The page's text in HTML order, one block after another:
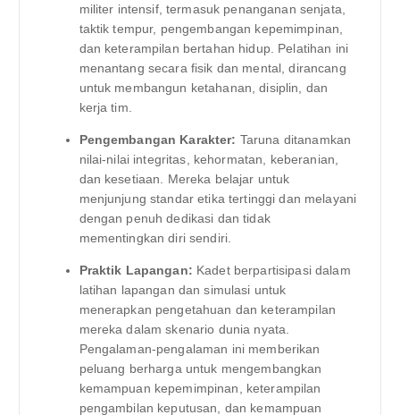
militer intensif, termasuk penanganan senjata,
taktik tempur, pengembangan kepemimpinan,
dan keterampilan bertahan hidup. Pelatihan ini
menantang secara fisik dan mental, dirancang
untuk membangun ketahanan, disiplin, dan
kerja tim.
Pengembangan Karakter: Taruna ditanamkan
nilai-nilai integritas, kehormatan, keberanian,
dan kesetiaan. Mereka belajar untuk
menjunjung standar etika tertinggi dan melayani
dengan penuh dedikasi dan tidak
mementingkan diri sendiri.
Praktik Lapangan: Kadet berpartisipasi dalam
latihan lapangan dan simulasi untuk
menerapkan pengetahuan dan keterampilan
mereka dalam skenario dunia nyata.
Pengalaman-pengalaman ini memberikan
peluang berharga untuk mengembangkan
kemampuan kepemimpinan, keterampilan
pengambilan keputusan, dan kemampuan